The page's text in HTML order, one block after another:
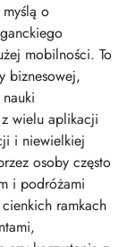
myślą o
mobilności. To
biznesowej,
wielu aplikacji
i niewielkiej
osoby często
i podróżami
ramkach